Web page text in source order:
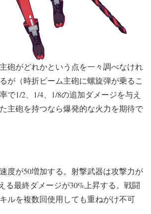
砲がどれかという点を一々調べなけれ
が（時折ビーム主砲に螺旋弾が乗るこ
で1/2、1/4、1/8の追加ダメージを与え
主砲を持つなら爆発的な火力を期待で
度が50増加する。射撃武器は攻撃力が
る最終ダメージが30%上昇する。戦闘
ルを複数回使用しても重ねがけ不可